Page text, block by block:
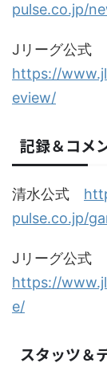
pulse.co.jp/
Jリーグ公式
https://
eview/
記録＆コメ
清水公式
pulse.co.jp/
Jリーグ公式
https://
e/
スタッツ＆